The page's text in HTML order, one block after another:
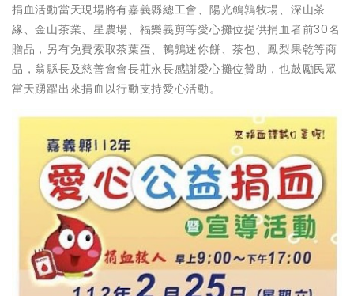
捐血活動當天現場將有嘉義縣總工會、陽光鵪鶉牧場、深山茶
緣、金山茶業、星農場、福樂義剪等愛心攤位提供捐血者前30名
贈品，另有免費索取茶葉蛋、鵪鶉迷你餅、茶包、鳳梨果乾等商
品，翁縣長及慈善會會長莊永長感謝愛心攤位贊助，也鼓勵民眾
當天踴躍出來捐血以行動支持愛心活動。